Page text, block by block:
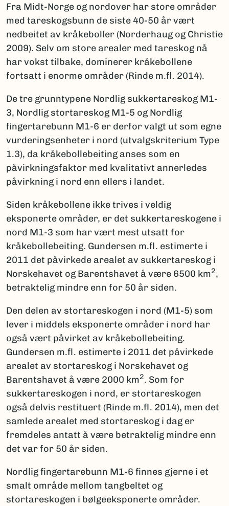
Fra Midt-Norge og nordover har store områder
med tareskogsbunn de siste 40-50 år vært
nedbeitet av kråkeboller (Norderhaug og Christie
2009). Selv om store arealer med tareskog nå
har vokst tilbake, dominerer kråkebollene
fortsatt i enorme områder (Rinde m.fl. 2014).
De tre grunntypene Nordlig sukkertareskog M1-
3, Nordlig stortareskog M1-5 og Nordlig
fingertarebunn M1-6 er derfor valgt ut som egne
vurderingsenheter i nord (utvalgskriterium Type
1.3), da kråkebollebeiting anses som en
påvirkningsfaktor med kvalitativt annerledes
påvirkning i nord enn ellers i landet.
Siden kråkebollene ikke trives i veldig
eksponerte områder, er det sukkertareskogene i
nord M1-3 som har vært mest utsatt for
kråkebollebeiting. Gundersen m.fl. estimerte i
2011 det påvirkede arealet av sukkertareskog i
Norskehavet og Barentshavet å være 6500 km2,
betraktelig mindre enn for 50 år siden.
Den delen av stortareskogen i nord (M1-5) som
lever i middels eksponerte områder i nord har
også vært påvirket av kråkebollebeiting.
Gundersen m.fl. estimerte i 2011 det påvirkede
arealet av stortareskog i Norskehavet og
Barentshavet å være 2000 km2. Som for
sukkertareskogen i nord, er stortareskogen
også delvis restituert (Rinde m.fl. 2014), men det
samlede arealet med stortareskog i dag er
fremdeles antatt å være betraktelig mindre enn
det var for 50 år siden.
Nordlig fingertarebunn M1-6 finnes gjerne i et
smalt område mellom tangbeltet og
stortareskogen i bølgeeksponerte områder.